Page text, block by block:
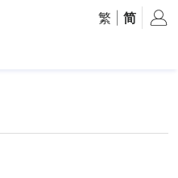
繁 简